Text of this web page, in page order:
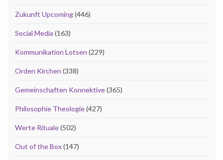
Zukunft Upcoming(446)
Social Media (163)
Kommunikation Lotsen (229)
Orden Kirchen (338)
Gemeinschaften Konnektive(365)
Philosophie Theologie(427)
Werte Rituale(502)
Out of the Box(147)